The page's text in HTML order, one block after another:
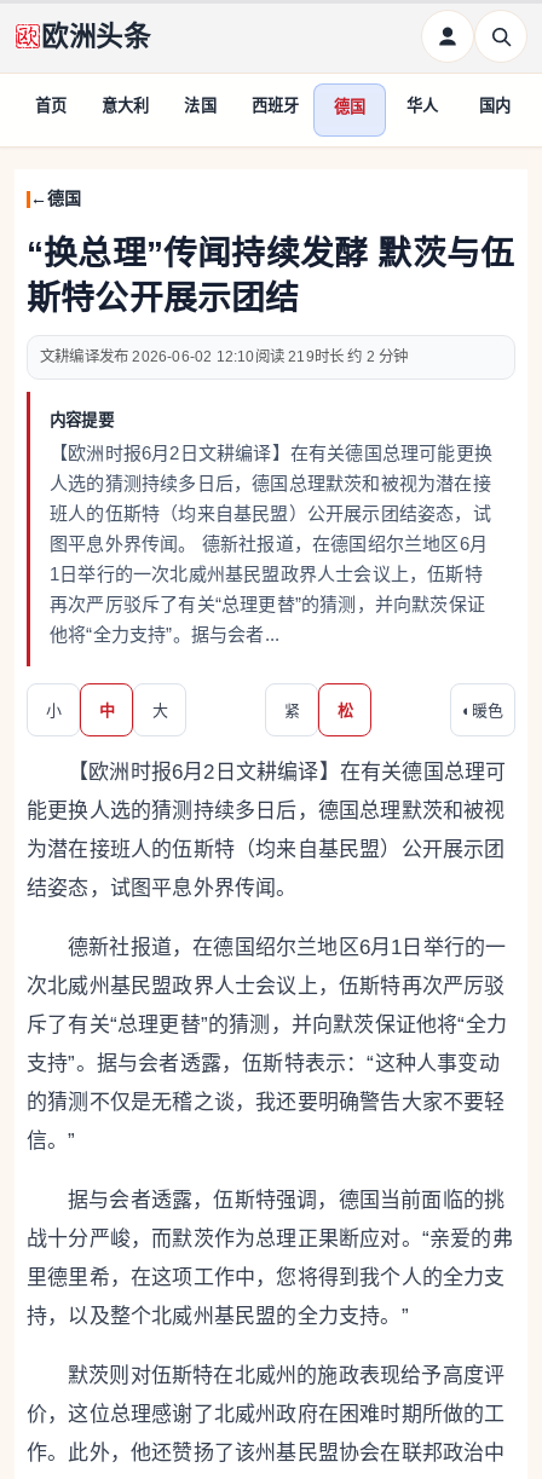
欧洲头条
首页 意大利 法国 西班牙 德国 华人 国内
德国
“换总理”传闻持续发酵 默茨与伍
斯特公开展示团结
文耕编译 2026-06-02 12:10 219 约 2 分钟
内容提要
【欧洲时报6月2日文耕编译】在有关德国总理可能更换
人选的猜测持续多日后，德国总理默茨和被视为潜在接
班人的伍斯特（均来自基民盟）公开展示团结姿态，试
图平息外界传闻。 德新社报道，在德国绍尔兰地区6月
1日举行的一次北威州基民盟政界人士会议上，伍斯特
再次严厉驳斥了有关“总理更替”的猜测，并向默茨保证
他将“全力支持”。据与会者...
小 中 大 紧 松 ◐ 暖色
【欧洲时报6月2日文耕编译】在有关德国总理可
能更换人选的猜测持续多日后，德国总理默茨和被视
为潜在接班人的伍斯特（均来自基民盟）公开展示团
结姿态，试图平息外界传闻。
德新社报道，在德国绍尔兰地区6月1日举行的一
次北威州基民盟政界人士会议上，伍斯特再次严厉驳
斥了有关“总理更替”的猜测，并向默茨保证他将“全力
支持”。据与会者透露，伍斯特表示：“这种人事变动
的猜测不仅是无稽之谈，我还要明确警告大家不要轻
信。”
据与会者透露，伍斯特强调，德国当前面临的挑
战十分严峻，而默茨作为总理正果断应对。“亲爱的弗
里德里希，在这项工作中，您将得到我个人的全力支
持，以及整个北威州基民盟的全力支持。”
默茨则对伍斯特在北威州的施政表现给予高度评
价，这位总理感谢了北威州政府在困难时期所做的工
作。此外，他还赞扬了该州基民盟协会在联邦政治中